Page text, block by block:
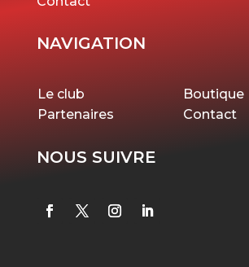
NAVIGATION
Le club
Boutique
Partenaires
Contact
NOUS SUIVRE